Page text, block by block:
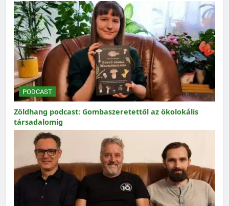
PODCAST
Zöldhang podcast: Gombaszeretettől az ökolokális
társadalomig